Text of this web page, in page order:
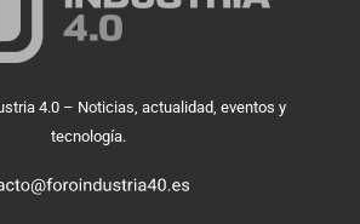
4.0 – Noticias, actualidad, eventos y
tecnología.